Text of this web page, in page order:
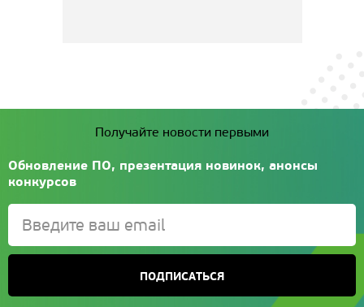
Получайте новости первыми
Обновление ПО, презентация новинок, анонсы
конкурсов
ПОДПИСАТЬСЯ